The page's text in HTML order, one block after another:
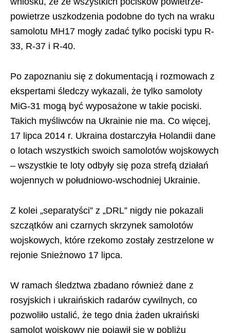
powietrze uszkodzenia podobne do tych na wraku
samolotu MH17 mogły zadać tylko pociski typu R-
33, R-37 i R-40.
Po zapoznaniu się z dokumentacją i rozmowach z
ekspertami śledczy wykazali, że tylko samoloty
MiG-31 mogą być wyposażone w takie pociski.
Takich myśliwców na Ukrainie nie ma. Co więcej,
17 lipca 2014 r. Ukraina dostarczyła Holandii dane
o lotach wszystkich swoich samolotów wojskowych
– wszystkie te loty odbyły się poza strefą działań
wojennych w południowo-wschodniej Ukrainie.
Z kolei „separatyści” z „DRL” nigdy nie pokazali
szczątków ani czarnych skrzynek samolotów
wojskowych, które rzekomo zostały zestrzelone w
rejonie Snieżnowo 17 lipca.
W ramach śledztwa zbadano również dane z
rosyjskich i ukraińskich radarów cywilnych, co
pozwoliło ustalić, że tego dnia żaden ukraiński
samolot wojskowy nie pojawił się w pobliżu